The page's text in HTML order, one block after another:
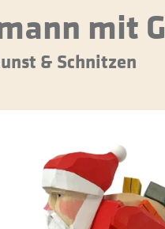
mit
& Schnitzen